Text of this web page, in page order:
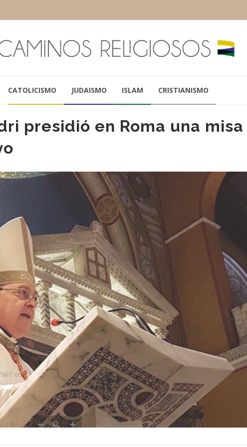
CATOLICISMO JUDAISMO ISLAM CRISTIANISMO
presidió en Roma una misa
Cardenal argentino de la Iglesia
católica.
Nació el 18 de noviembre de 1943
Buenos Aires....
Ver Biografï¿½a y Noticias
Sacerdote argentino, ceremoniero
Desde el año 1993, se ha
desempeñado en Roma...
Ver Biografï¿½a y Noticias